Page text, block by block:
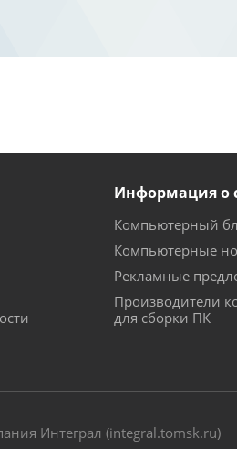
Информация о
Компьютерный
Компьютерные
Рекламные
Производители
для сборки ПК
Интеграл (integral.tomsk.ru)